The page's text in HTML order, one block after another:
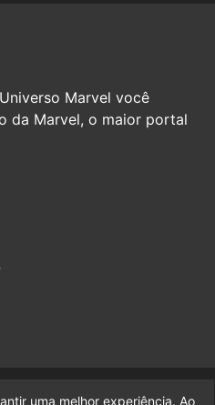
Marvel você
da Marvel, o maior portal
uma empresa da Legado
uma melhor experiência. Ao